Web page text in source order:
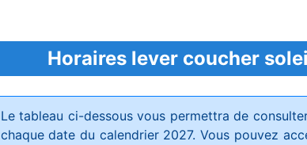
Horaires lever coucher
Le tableau ci-dessous vous permettra de
chaque date du calendrier 2027. Vous pouvez